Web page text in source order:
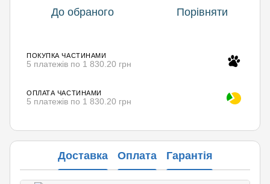
До обраного Порівняти
ПОКУПКА ЧАСТИНАМИ
5 платежів по 1 830.20 грн
ОПЛАТА ЧАСТИНАМИ
5 платежів по 1 830.20 грн
Доставка Оплата Гарантія